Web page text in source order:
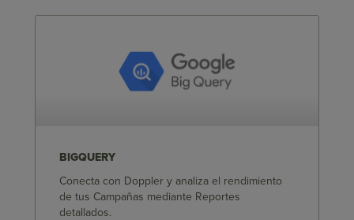
BIGQUERY
Conecta con Doppler y analiza el rendimiento
de tus Campañas mediante Reportes
detallados.